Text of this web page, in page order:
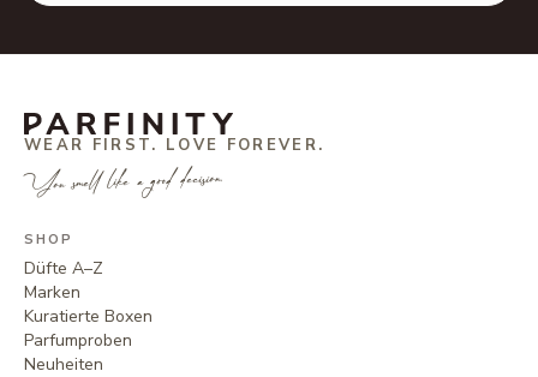
WEAR FIRST. LOVE FOREVER.
You smell like a good decision.
SHOP
Düfte A–Z
Marken
Kuratierte Boxen
Parfumproben
Neuheiten